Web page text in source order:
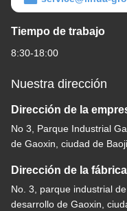
Tiempo de trabajo
8:30-18:00
Nuestra dirección
Dirección de la
No 3, Parque Industrial
de Gaoxin, ciudad de
Dirección de la fábrica
No. 3, parque industrial
desarrollo de Gaoxin,